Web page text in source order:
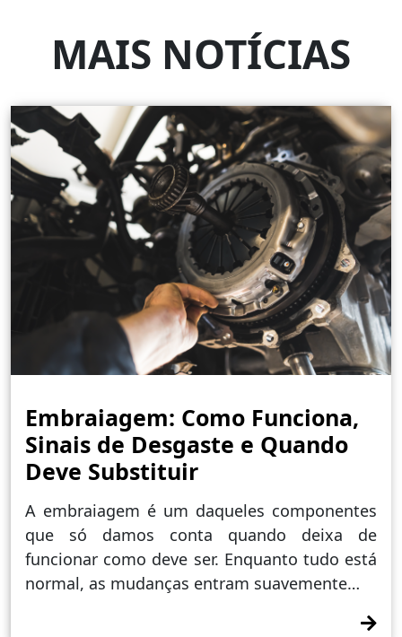
MAIS NOTÍCIAS
Embraiagem: Como Funciona,
Sinais de Desgaste e Quando
Deve Substituir
A embraiagem é um daqueles componentes
que só damos conta quando deixa de
funcionar como deve ser. Enquanto tudo está
normal, as mudanças entram suavemente…